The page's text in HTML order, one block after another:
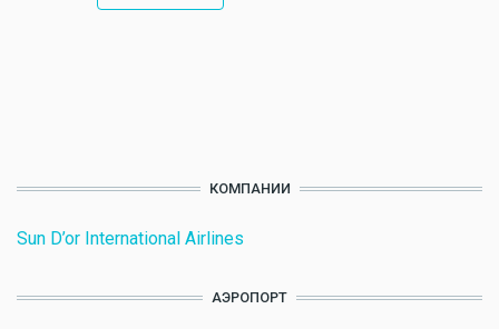
КОМПАНИИ
Sun D’or International Airlines
АЭРОПОРТ